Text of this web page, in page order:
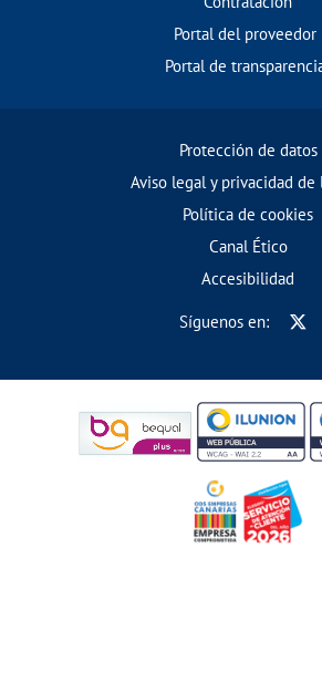
Portal del proveedor
Portal de
Protección de datos
Aviso legal y privacidad de
Política de cookies
Canal Ético
Accesibilidad
Síguenos en: